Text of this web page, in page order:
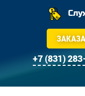
+7 (831)